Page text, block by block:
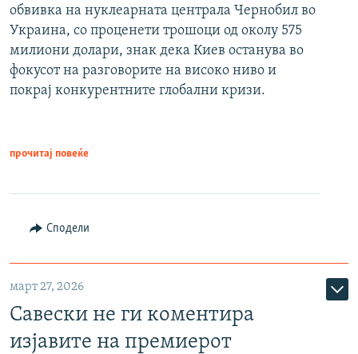
обвивка на нуклеарната централа Чернобил во
Украина, со проценети трошоци од околу 575
милиони долари, знак дека Киев останува во
фокусот на разговорите на високо ниво и
покрај конкурентните глобални кризи.
прочитај повеќе
Сподели
март 27, 2026
Савески не ги коментира
изјавите на премиерот